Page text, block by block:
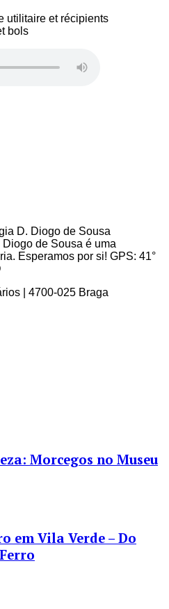
utilitaire et récipients
bols
de Sousa é uma
Esperamos por si! GPS: 41°
| 4700-025 Braga
Morcegos no Museu
em Vila Verde – Do